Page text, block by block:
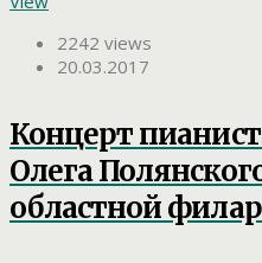
2242 views
20.03.2017
Концерт
Олега
областной